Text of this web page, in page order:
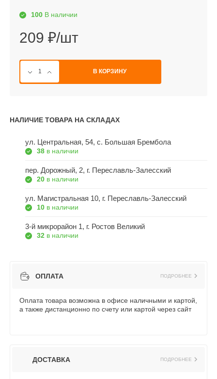
100 В наличии
209 ₽/шт
В КОРЗИНУ
НАЛИЧИЕ ТОВАРА НА СКЛАДАХ
ул. Центральная, 54, c. Большая Брембола
38 в наличии
пер. Дорожный, 2, г. Переславль-Залесский
20 в наличии
ул. Магистральная 10, г. Переславль-Залесский
10 в наличии
3-й микрорайон 1, г. Ростов Великий
32 в наличии
ОПЛАТА ПОДРОБНЕЕ
Оплата товара возможна в офисе наличными и картой,
а также дистанционно по счету или картой через сайт
ДОСТАВКА ПОДРОБНЕЕ